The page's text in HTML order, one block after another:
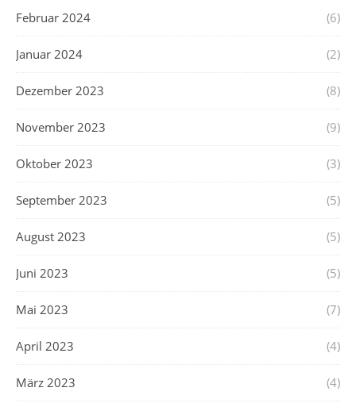
Februar 2024 (6)
Januar 2024 (2)
Dezember 2023 (8)
November 2023 (9)
Oktober 2023 (3)
September 2023 (5)
August 2023 (5)
Juni 2023 (5)
Mai 2023 (7)
April 2023 (4)
März 2023 (4)